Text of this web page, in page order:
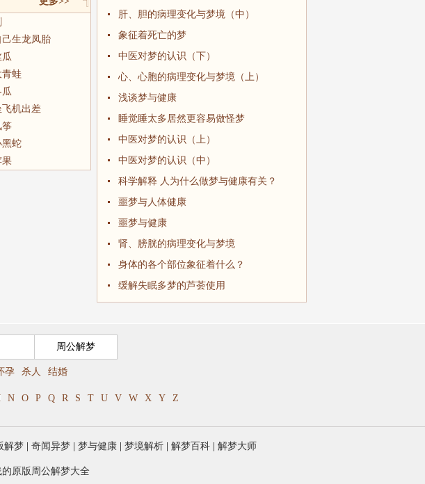
生龙凤胎
蛙
机出差
筝
蛇
果
肝、胆的病理变化与梦境（中）
象征着死亡的梦
中医对梦的认识（下）
心、心胞的病理变化与梦境（上）
浅谈梦与健康
睡觉睡太多居然更容易做怪梦
中医对梦的认识（上）
中医对梦的认识（中）
科学解释 人为什么做梦与健康有关？
噩梦与人体健康
噩梦与健康
肾、膀胱的病理变化与梦境
身体的各个部位象征着什么？
缓解失眠多梦的芦荟使用
孕 杀人 结婚
N O P Q R S T U V W X Y Z
解梦 奇闻异梦 梦与健康 梦境解析 解梦百科 解梦大师
的原版周公解梦大全